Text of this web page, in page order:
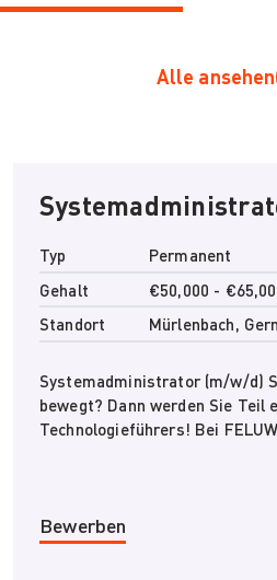
Alle ansehen
Typ
Permanent
Gehalt
€50,000 -
Standort
Mürlenbach,
Systemadministrator (m/w/d)
bewegt? Dann werden Sie Teil
Technologieführers! Bei
Bewerben